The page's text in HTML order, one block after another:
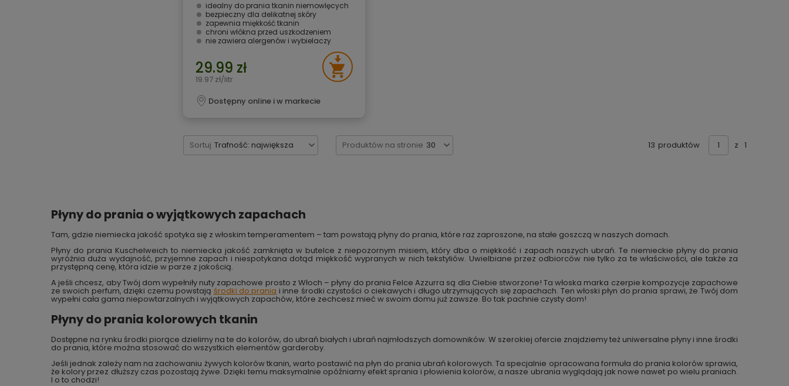
idealny do prania tkanin niemowlęcych
bezpieczny dla delikatnej skóry
zapewnia miękkość tkanin
chroni włókna przed uszkodzeniem
nie zawiera alergenów i wybielaczy
29.99 zł
19.97 zł/litr
Dostępny online i w markecie
Sortuj Trafność: największa Produktów na stronie 30 13 produktów z 1
Płyny do prania o wyjątkowych zapachach
Tam, gdzie niemiecka jakość spotyka się z włoskim temperamentem – tam powstają płyny do prania, które raz zaproszone, na stałe goszczą w naszych domach.
Płyny do prania Kuschelweich to niemiecka jakość zamknięta w butelce z niepozornym misiem, który dba o miękkość i zapach naszych ubrań. Te niemieckie płyny do prania
wyróżnia duża wydajność, przyjemne zapach i niespotykana dotąd miękkość wypranych w nich tekstyliów. Uwielbiane przez odbiorców nie tylko za te właściwości, ale także za
przystępną cenę, która idzie w parze z jakością.
A jeśli chcesz, aby Twój dom wypełniły nuty zapachowe prosto z Włoch – płyny do prania Felce Azzurra są dla Ciebie stworzone! Ta włoska marka czerpie kompozycje zapachowe
ze swoich perfum, dzięki czemu powstają środki do prania i inne środki czystości o ciekawych i długo utrzymujących się zapachach. Ten włoski płyn do prania sprawi, że Twój dom
wypełni cała gama niepowtarzalnych i wyjątkowych zapachów, które zechcesz mieć w swoim domu już zawsze. Bo tak pachnie czysty dom!
Płyny do prania kolorowych tkanin
Dostępne na rynku środki piorące dzielimy na te do kolorów, do ubrań białych i ubrań najmłodszych domowników. W szerokiej ofercie znajdziemy też uniwersalne płyny i inne środki
do prania, które można stosować do wszystkich elementów garderoby.
Jeśli jednak zależy nam na zachowaniu żywych kolorów tkanin, warto postawić na płyn do prania ubrań kolorowych. Ta specjalnie opracowana formuła do prania kolorów sprawia,
że kolory przez dłuższy czas pozostają żywe. Dzięki temu maksymalnie opóźniamy efekt sprania i płowienia kolorów, a nasze ubrania wyglądają jak nowe nawet po wielu praniach.
I o to chodzi!